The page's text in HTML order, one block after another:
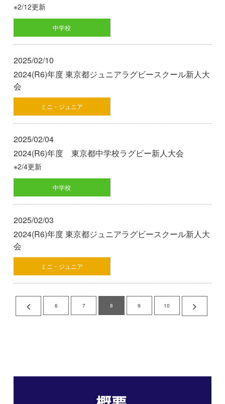
※2/12更新
中学校
2025/02/10
2024(R6)年度 東京都ジュニアラグビースクール新人大
会
ミニ・ジュニア
2025/02/04
2024(R6)年度 東京都中学校ラグビー新人大会
※2/4更新
中学校
2025/02/03
2024(R6)年度 東京都ジュニアラグビースクール新人大
会
ミニ・ジュニア
6 7 8 9 10